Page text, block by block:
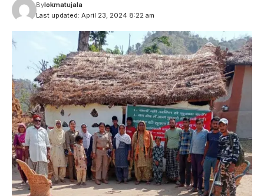
Last updated: April 23, 2024 8:22 am
Bylokmatujala